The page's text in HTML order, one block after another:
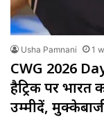
Usha Pamnani 1
CWG 2026
हैट्रिक पर
उम्मीदें,